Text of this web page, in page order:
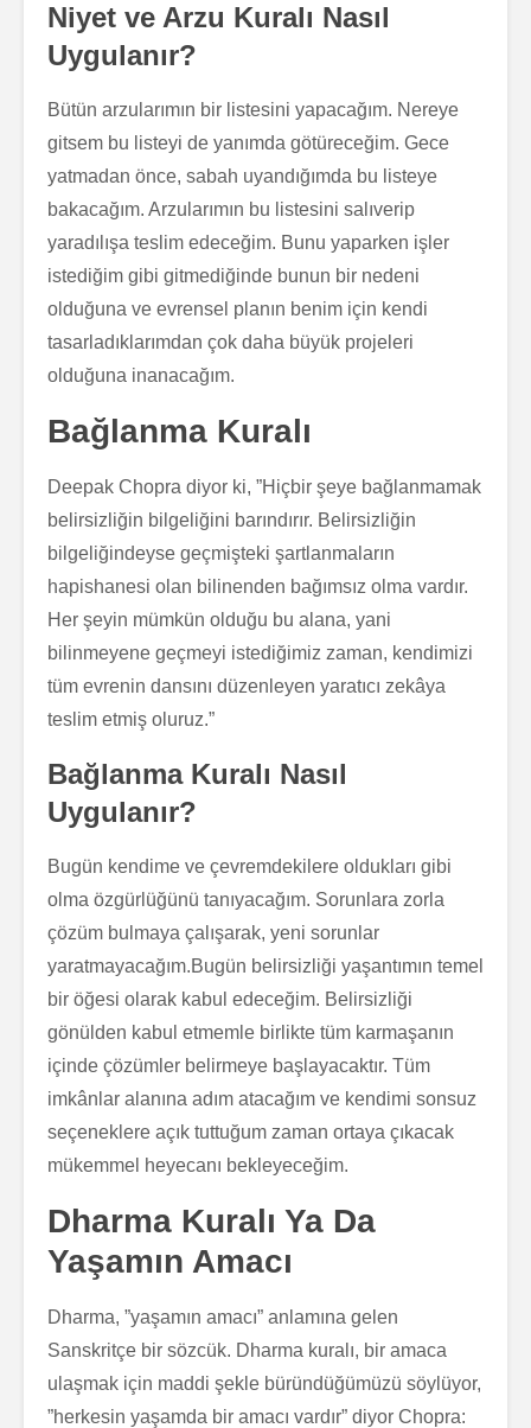
Niyet ve Arzu Kuralı Nasıl
Uygulanır?
Bütün arzularımın bir listesini yapacağım. Nereye
gitsem bu listeyi de yanımda götüreceğim. Gece
yatmadan önce, sabah uyandığımda bu listeye
bakacağım. Arzularımın bu listesini salıverip
yaradılışa teslim edeceğim. Bunu yaparken işler
istediğim gibi gitmediğinde bunun bir nedeni
olduğuna ve evrensel planın benim için kendi
tasarladıklarımdan çok daha büyük projeleri
olduğuna inanacağım.
Bağlanma Kuralı
Deepak Chopra diyor ki, ”Hiçbir şeye bağlanmamak
belirsizliğin bilgeliğini barındırır. Belirsizliğin
bilgeliğindeyse geçmişteki şartlanmaların
hapishanesi olan bilinenden bağımsız olma vardır.
Her şeyin mümkün olduğu bu alana, yani
bilinmeyene geçmeyi istediğimiz zaman, kendimizi
tüm evrenin dansını düzenleyen yaratıcı zekâya
teslim etmiş oluruz.”
Bağlanma Kuralı Nasıl
Uygulanır?
Bugün kendime ve çevremdekilere oldukları gibi
olma özgürlüğünü tanıyacağım. Sorunlara zorla
çözüm bulmaya çalışarak, yeni sorunlar
yaratmayacağım.Bugün belirsizliği yaşantımın temel
bir öğesi olarak kabul edeceğim. Belirsizliği
gönülden kabul etmemle birlikte tüm karmaşanın
içinde çözümler belirmeye başlayacaktır. Tüm
imkânlar alanına adım atacağım ve kendimi sonsuz
seçeneklere açık tuttuğum zaman ortaya çıkacak
mükemmel heyecanı bekleyeceğim.
Dharma Kuralı Ya Da
Yaşamın Amacı
Dharma, ”yaşamın amacı” anlamına gelen
Sanskritçe bir sözcük. Dharma kuralı, bir amaca
ulaşmak için maddi şekle büründüğümüzü söylüyor,
”herkesin yaşamda bir amacı vardır” diyor Chopra: